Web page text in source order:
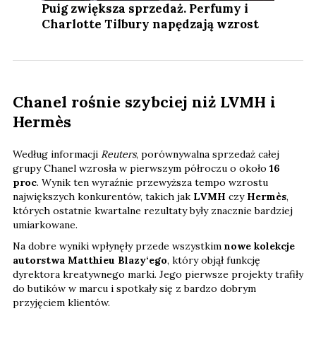
Puig zwiększa sprzedaż. Perfumy i
Charlotte Tilbury napędzają wzrost
Chanel rośnie szybciej niż LVMH i
Hermès
Według informacji Reuters, porównywalna sprzedaż całej
grupy Chanel wzrosła w pierwszym półroczu o około 16
proc. Wynik ten wyraźnie przewyższa tempo wzrostu
największych konkurentów, takich jak LVMH czy Hermès,
których ostatnie kwartalne rezultaty były znacznie bardziej
umiarkowane.
Na dobre wyniki wpłynęły przede wszystkim nowe kolekcje
autorstwa Matthieu Blazy‘ego, który objął funkcję
dyrektora kreatywnego marki. Jego pierwsze projekty trafiły
do butików w marcu i spotkały się z bardzo dobrym
przyjęciem klientów.